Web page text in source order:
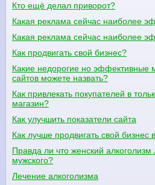
Кто ещё делал приворот?
Какая реклама сейчас наиболее
Какая реклама сейчас наиболее
Как продвигать свой бизнес?
Какие недорогие но эффективные
сайтов можете назвать?
Как привлекать покупателей в
магазин?
Как улучшить показатели сайта
Как лучше продвигать свой бизнес
Правда ли что женский алкоголизм
мужского?
Лечение алкоголизма